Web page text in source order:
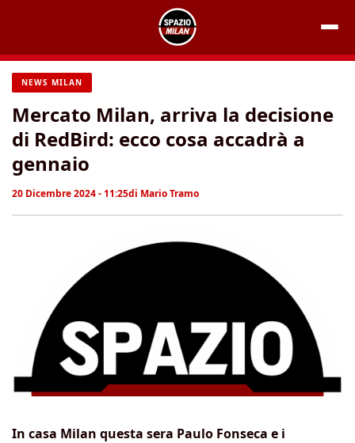
contenuto
NEWS MILAN
Mercato Milan, arriva la decisione
di RedBird: ecco cosa accadrà a
gennaio
20 Dicembre 2024 - 11:25di Mario Tramo
In casa Milan questa sera Paulo Fonseca e i